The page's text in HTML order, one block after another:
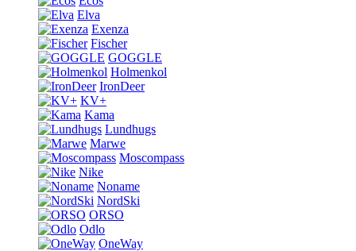
Elva
Exenza
Fischer
GOGGLE
Holmenkol
IronDeer
KV+
Kama
Lundhugs
Marwe
Moscompass
Nike
Noname
NordSki
ORSO
Odlo
OneWay